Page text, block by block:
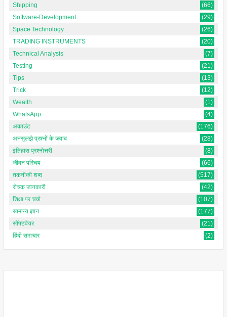
Shipping
(66)
Software-Development
(29)
Space Technology
(26)
TRADING INSTRUMENTS
(20)
Technical Analysis
(7)
Testing
(21)
Tips
(13)
Trick
(12)
Wealth
(1)
WhatsApp
(4)
अकाउंट
(176)
अनसुलझे प्रश्नों के जवाब
(28)
इतिहास प्रश्नोत्तरी
(8)
जीवन परिचय
(66)
तकनीकी शब्द
(517)
रोचक जानकारी
(42)
शिक्षा पर चर्चा
(107)
सामान्य ज्ञान
(177)
सॉफ्टवेयर
(21)
हिंदी समाचार
(2)